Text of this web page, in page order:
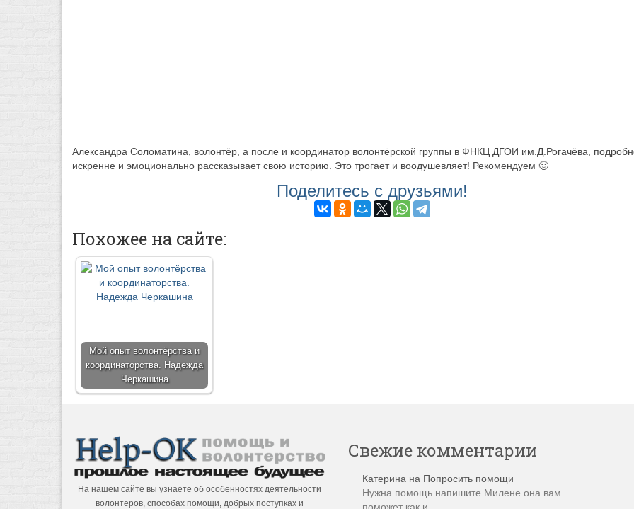
Александра Соломатина, волонтёр, а после и координатор волонтёрской группы в ФНКЦ ДГОИ им.Д.Рогачёва,
искренне и эмоционально рассказывает свою историю. Это трогает и воодушевляет! Рекомендуем 🙂
Поделитесь с друзьями!
Похожее на сайте:
Мой опыт волонтёрства и
координаторства. Надежда
Черкашина
На нашем сайте вы узнаете об особенностях деятельности
волонтеров, способах помощи, добрых поступках и
Свежие комментарии
Катерина на Попросить помощи
Нужна помощь напишите Милене она вам